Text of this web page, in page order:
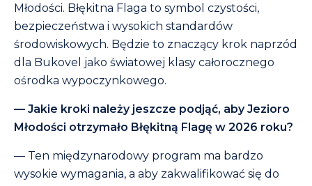
Młodości. Błękitna Flaga to symbol czystości,
bezpieczeństwa i wysokich standardów
środowiskowych. Będzie to znaczący krok naprzód
dla Bukovel jako światowej klasy całorocznego
ośrodka wypoczynkowego.
— Jakie kroki należy jeszcze podjąć, aby Jezioro
Młodości otrzymało Błękitną Flagę w 2026 roku?
— Ten międzynarodowy program ma bardzo
wysokie wymagania, a aby zakwalifikować się do